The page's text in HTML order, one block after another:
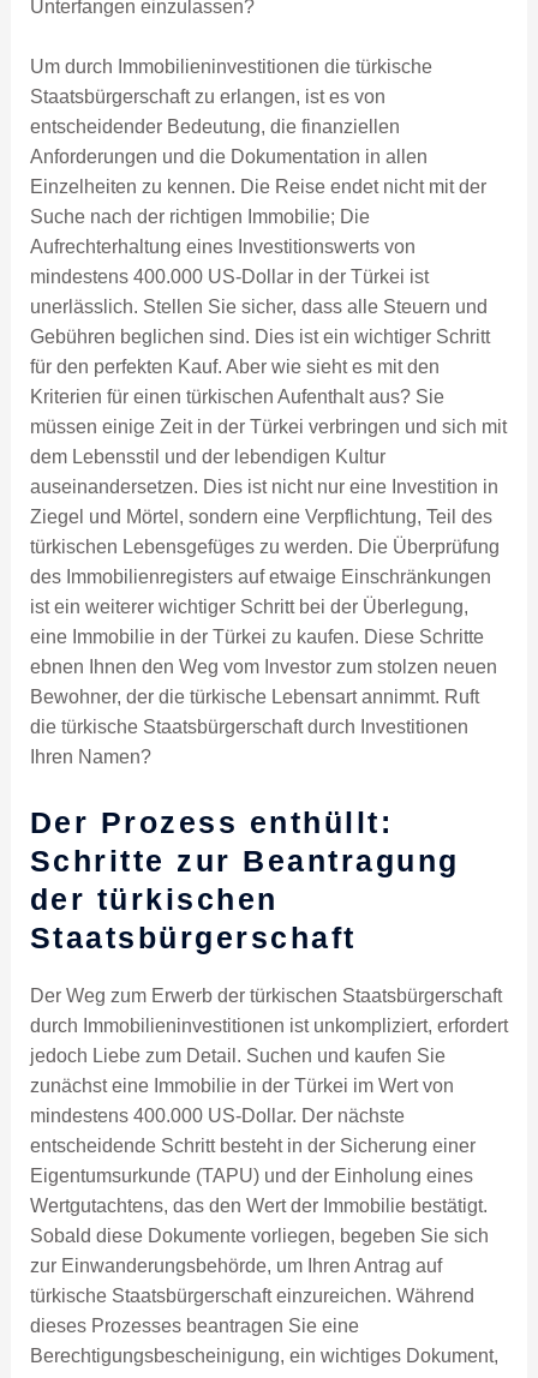
Unterfangen einzulassen?
Um durch Immobilieninvestitionen die türkische
Staatsbürgerschaft zu erlangen, ist es von
entscheidender Bedeutung, die finanziellen
Anforderungen und die Dokumentation in allen
Einzelheiten zu kennen. Die Reise endet nicht mit der
Suche nach der richtigen Immobilie; Die
Aufrechterhaltung eines Investitionswerts von
mindestens 400.000 US-Dollar in der Türkei ist
unerlässlich. Stellen Sie sicher, dass alle Steuern und
Gebühren beglichen sind. Dies ist ein wichtiger Schritt
für den perfekten Kauf. Aber wie sieht es mit den
Kriterien für einen türkischen Aufenthalt aus? Sie
müssen einige Zeit in der Türkei verbringen und sich mit
dem Lebensstil und der lebendigen Kultur
auseinandersetzen. Dies ist nicht nur eine Investition in
Ziegel und Mörtel, sondern eine Verpflichtung, Teil des
türkischen Lebensgefüges zu werden. Die Überprüfung
des Immobilienregisters auf etwaige Einschränkungen
ist ein weiterer wichtiger Schritt bei der Überlegung,
eine Immobilie in der Türkei zu kaufen. Diese Schritte
ebnen Ihnen den Weg vom Investor zum stolzen neuen
Bewohner, der die türkische Lebensart annimmt. Ruft
die türkische Staatsbürgerschaft durch Investitionen
Ihren Namen?
Der Prozess enthüllt:
Schritte zur Beantragung
der türkischen
Staatsbürgerschaft
Der Weg zum Erwerb der türkischen Staatsbürgerschaft
durch Immobilieninvestitionen ist unkompliziert, erfordert
jedoch Liebe zum Detail. Suchen und kaufen Sie
zunächst eine Immobilie in der Türkei im Wert von
mindestens 400.000 US-Dollar. Der nächste
entscheidende Schritt besteht in der Sicherung einer
Eigentumsurkunde (TAPU) und der Einholung eines
Wertgutachtens, das den Wert der Immobilie bestätigt.
Sobald diese Dokumente vorliegen, begeben Sie sich
zur Einwanderungsbehörde, um Ihren Antrag auf
türkische Staatsbürgerschaft einzureichen. Während
dieses Prozesses beantragen Sie eine
Berechtigungsbescheinigung, ein wichtiges Dokument,